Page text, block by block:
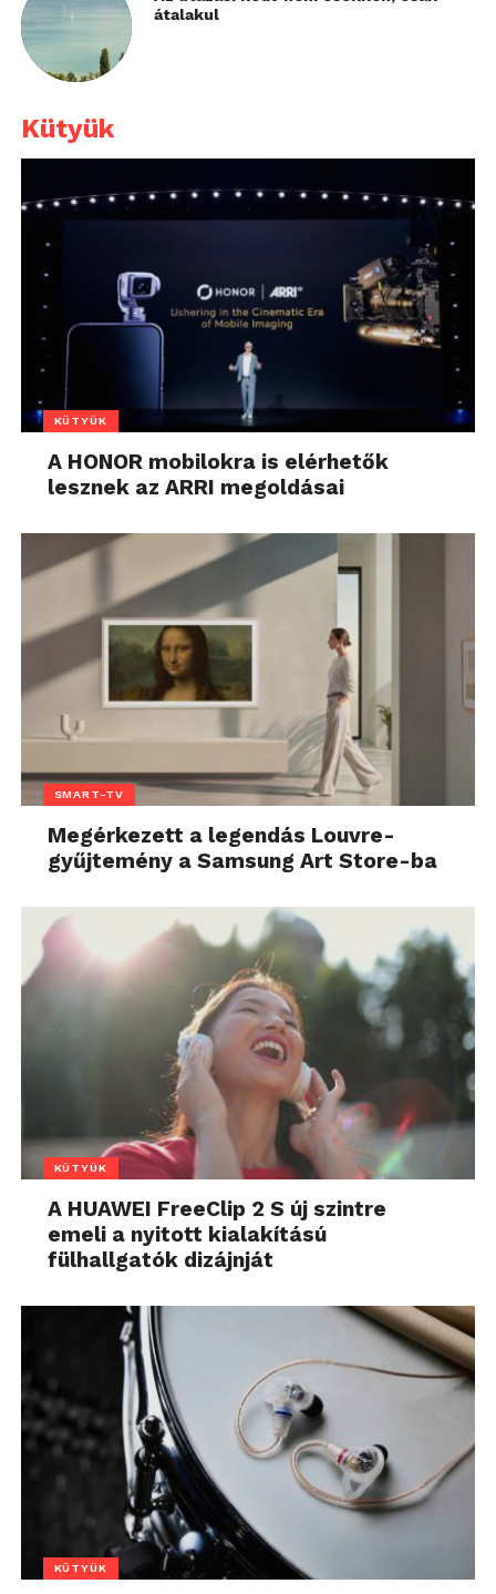
átalakul
Kütyük
KÜTYÜK
A HONOR mobilokra is elérhetők
lesznek az ARRI megoldásai
SMART-TV
Megérkezett a legendás Louvre-
gyűjtemény a Samsung Art Store-ba
KÜTYÜK
A HUAWEI FreeClip 2 S új szintre
emeli a nyitott kialakítású
fülhallgatók dizájnját
KÜTYÜK